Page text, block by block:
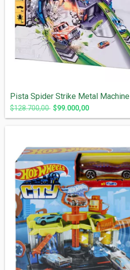
Pista Spider Strike Metal Machine
$128.700,00 $99.000,00